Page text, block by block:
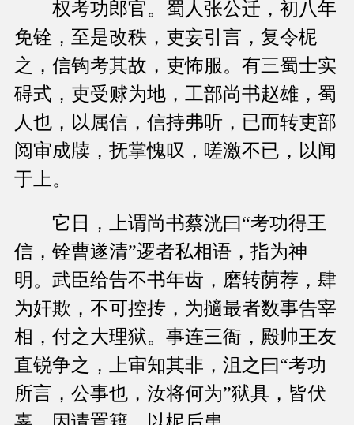
权考功郎官。蜀人张公迁，初八年
免铨，至是改秩，吏妄引言，复令柅
之，信钩考其故，吏怖服。有三蜀士实
碍式，吏受赇为地，工部尚书赵雄，蜀
人也，以属信，信持弗听，已而转吏部
阅审成牍，抚掌愧叹，嗟激不已，以闻
于上。
它日，上谓尚书蔡洸曰“考功得王
信，铨曹遂清”逻者私相语，指为神
明。武臣给告不书年齿，磨转荫荐，肆
为奸欺，不可控抟，为擿最者数事告宰
相，付之大理狱。事连三衙，殿帅王友
直锐争之，上审知其非，沮之曰“考功
所言，公事也，汝将何为”狱具，皆伏